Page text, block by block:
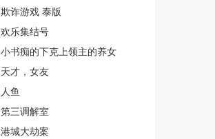
欺诈游戏 泰版
欢乐集结号
小书痴的下克上领主的养女
天才，女友
人鱼
第三调解室
港城大劫案